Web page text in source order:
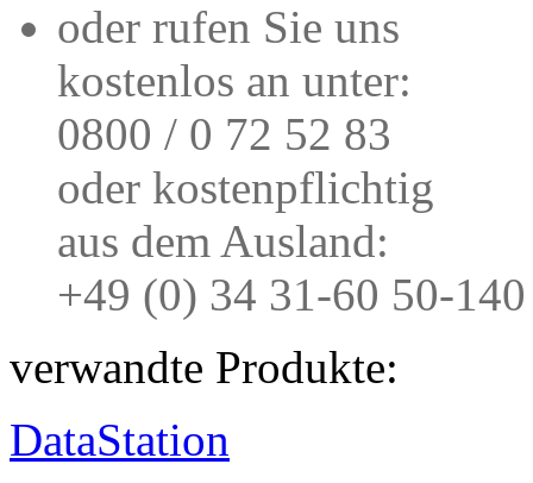
oder rufen Sie uns
kostenlos an unter:
0800 / 0 72 52 83
oder kostenpflichtig
aus dem Ausland:
+49 (0) 34 31-60 50-140
verwandte Produkte:
DataStation